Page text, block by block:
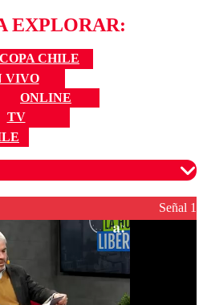
EXPLORAR:
COPA CHILE
VIVO
ONLINE
TV
para garantizar un
respetuoso.
Señal 1